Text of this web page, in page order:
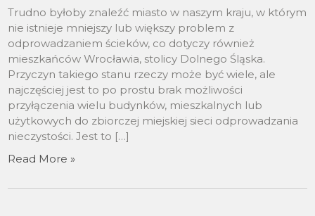
Trudno byłoby znaleźć miasto w naszym kraju, w którym
nie istnieje mniejszy lub większy problem z
odprowadzaniem ścieków, co dotyczy również
mieszkańców Wrocławia, stolicy Dolnego Śląska.
Przyczyn takiego stanu rzeczy może być wiele, ale
najczęściej jest to po prostu brak możliwości
przyłączenia wielu budynków, mieszkalnych lub
użytkowych do zbiorczej miejskiej sieci odprowadzania
nieczystości. Jest to […]
Read More »